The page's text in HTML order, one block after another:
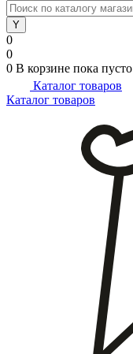
0
0
0 В корзине пока пусто
Каталог товаров
Каталог товаров